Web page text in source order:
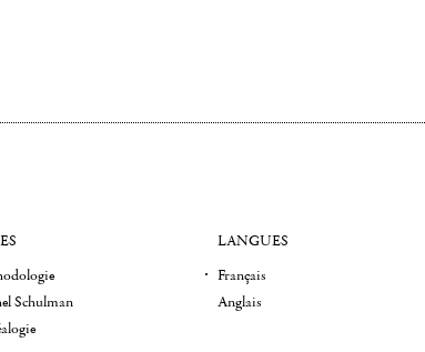
Schulman
LANGUES
Français
Anglais